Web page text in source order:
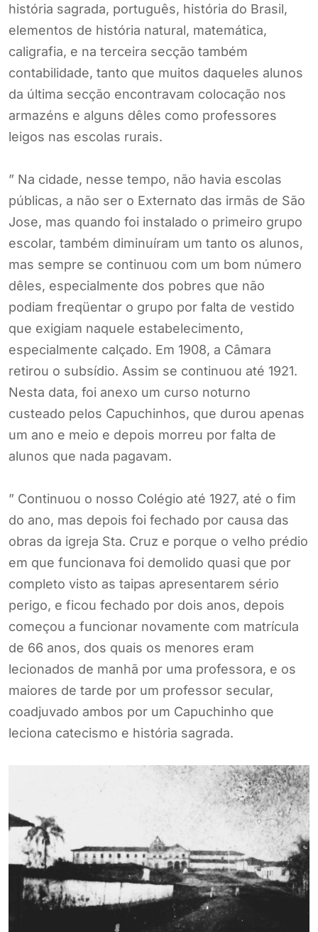
história sagrada, português, história do Brasil,
elementos de história natural, matemática,
caligrafia, e na terceira secção também
contabilidade, tanto que muitos daqueles alunos
da última secção encontravam colocação nos
armazéns e alguns dêles como professores
leigos nas escolas rurais.
” Na cidade, nesse tempo, não havia escolas
públicas, a não ser o Externato das irmãs de São
Jose, mas quando foi instalado o primeiro grupo
escolar, também diminuíram um tanto os alunos,
mas sempre se continuou com um bom número
dêles, especialmente dos pobres que não
podiam freqüentar o grupo por falta de vestido
que exigiam naquele estabelecimento,
especialmente calçado. Em 1908, a Câmara
retirou o subsídio. Assim se continuou até 1921.
Nesta data, foi anexo um curso noturno
custeado pelos Capuchinhos, que durou apenas
um ano e meio e depois morreu por falta de
alunos que nada pagavam.
” Continuou o nosso Colégio até 1927, até o fim
do ano, mas depois foi fechado por causa das
obras da igreja Sta. Cruz e porque o velho prédio
em que funcionava foi demolido quasi que por
completo visto as taipas apresentarem sério
perigo, e ficou fechado por dois anos, depois
começou a funcionar novamente com matrícula
de 66 anos, dos quais os menores eram
lecionados de manhã por uma professora, e os
maiores de tarde por um professor secular,
coadjuvado ambos por um Capuchinho que
leciona catecismo e história sagrada.